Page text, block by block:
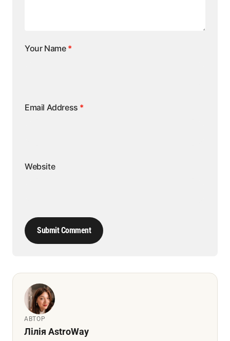
Your Name *
Email Address *
Website
Submit Comment
АВТОР
Лілія AstroWay